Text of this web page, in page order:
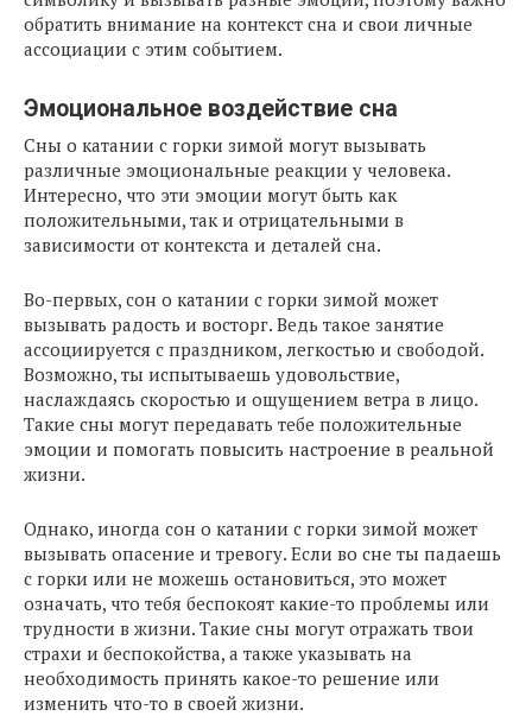
обратить внимание на контекст сна и свои личные
ассоциации с этим событием.
Эмоциональное воздействие сна
Сны о катании с горки зимой могут вызывать
различные эмоциональные реакции у человека.
Интересно, что эти эмоции могут быть как
положительными, так и отрицательными в
зависимости от контекста и деталей сна.
Во-первых, сон о катании с горки зимой может
вызывать радость и восторг. Ведь такое занятие
ассоциируется с праздником, легкостью и свободой.
Возможно, ты испытываешь удовольствие,
наслаждаясь скоростью и ощущением ветра в лицо.
Такие сны могут передавать тебе положительные
эмоции и помогать повысить настроение в реальной
жизни.
Однако, иногда сон о катании с горки зимой может
вызывать опасение и тревогу. Если во сне ты падаешь
с горки или не можешь остановиться, это может
означать, что тебя беспокоят какие-то проблемы или
трудности в жизни. Такие сны могут отражать твои
страхи и беспокойства, а также указывать на
необходимость принять какое-то решение или
изменить что-то в своей жизни.